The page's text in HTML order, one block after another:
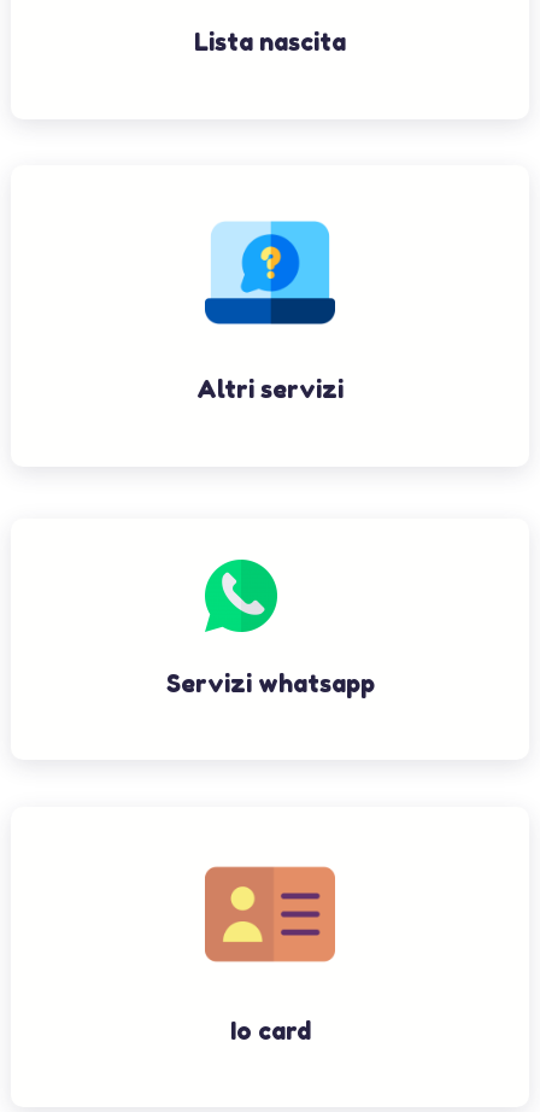
Lista nascita
Altri servizi
Servizi whatsapp
Io card